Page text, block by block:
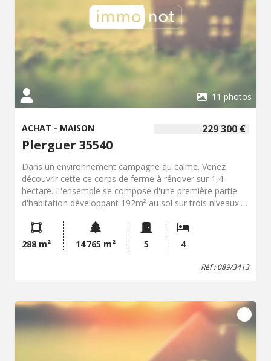
11 photos
229 300 €
ACHAT - MAISON
Plerguer 35540
Dans un environnement campagne au calme. Venez
découvrir cette ce corps de ferme à rénover sur 1,4
hectare. L'ensemble se compose d'une première partie
d'habitation développant 192m² au sol sur trois niveaux.
niveaux. Non attenant un hangar de 120m² - Une étable
de 50m² au sol - Trois soue. // TRAVAUX A PREVOIR //
288 m² 14 765 m² 5 4
Réf : 089/3413